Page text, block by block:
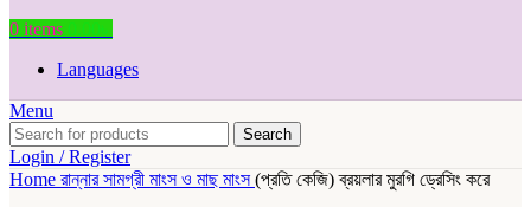
0 items
Languages
Menu
Search
Login / Register
Home রান্নার সামগ্রী মাংস ও মাছমাংস(প্রতি কেজি) ব্রয়লার মুরগি ড্রেসিং করে